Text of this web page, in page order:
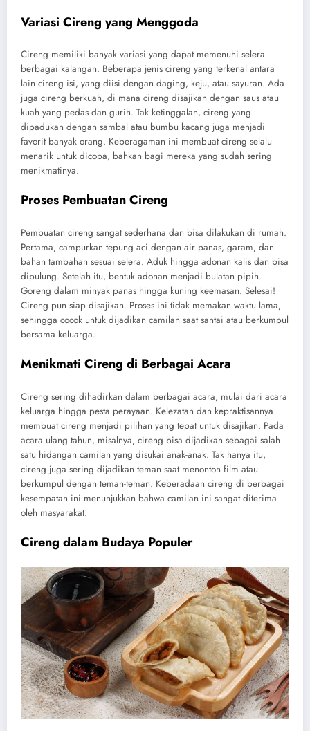
Variasi Cireng yang Menggoda
Cireng memiliki banyak variasi yang dapat memenuhi selera
berbagai kalangan. Beberapa jenis cireng yang terkenal antara
lain cireng isi, yang diisi dengan daging, keju, atau sayuran. Ada
juga cireng berkuah, di mana cireng disajikan dengan saus atau
kuah yang pedas dan gurih. Tak ketinggalan, cireng yang
dipadukan dengan sambal atau bumbu kacang juga menjadi
favorit banyak orang. Keberagaman ini membuat cireng selalu
menarik untuk dicoba, bahkan bagi mereka yang sudah sering
menikmatinya.
Proses Pembuatan Cireng
Pembuatan cireng sangat sederhana dan bisa dilakukan di rumah.
Pertama, campurkan tepung aci dengan air panas, garam, dan
bahan tambahan sesuai selera. Aduk hingga adonan kalis dan bisa
dipulung. Setelah itu, bentuk adonan menjadi bulatan pipih.
Goreng dalam minyak panas hingga kuning keemasan. Selesai!
Cireng pun siap disajikan. Proses ini tidak memakan waktu lama,
sehingga cocok untuk dijadikan camilan saat santai atau berkumpul
bersama keluarga.
Menikmati Cireng di Berbagai Acara
Cireng sering dihadirkan dalam berbagai acara, mulai dari acara
keluarga hingga pesta perayaan. Kelezatan dan kepraktisannya
membuat cireng menjadi pilihan yang tepat untuk disajikan. Pada
acara ulang tahun, misalnya, cireng bisa dijadikan sebagai salah
satu hidangan camilan yang disukai anak-anak. Tak hanya itu,
cireng juga sering dijadikan teman saat menonton film atau
berkumpul dengan teman-teman. Keberadaan cireng di berbagai
kesempatan ini menunjukkan bahwa camilan ini sangat diterima
oleh masyarakat.
Cireng dalam Budaya Populer